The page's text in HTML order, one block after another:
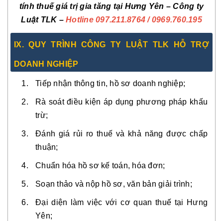
tính thuế giá trị gia tăng tại Hưng Yên – Công ty
Luật TLK – Hotline 097.211.8764/ 0969.760.195
IX. QUY TRÌNH CÔNG TY LUẬT TLK HỖ TRỢ
DOANH NGHIỆP
Tiếp nhận thông tin, hồ sơ doanh nghiệp;
Rà soát điều kiện áp dụng phương pháp khấu
trừ;
Đánh giá rủi ro thuế và khả năng được chấp
thuận;
Chuẩn hóa hồ sơ kế toán, hóa đơn;
Soạn thảo và nộp hồ sơ, văn bản giải trình;
Đại diện làm việc với cơ quan thuế tại Hưng
Yên;